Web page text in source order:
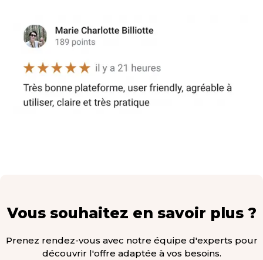
Vous souhaitez en savoir plus ?
Prenez rendez-vous avec notre équipe d'experts pour
découvrir l'offre adaptée à vos besoins.